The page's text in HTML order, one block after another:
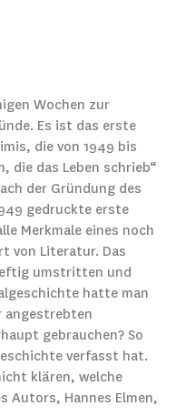
Wochen zur
Es ist das erste
die von 1949 bis
die das Leben schrieb“
der Gründung des
gedruckte erste
Merkmale eines noch
von Literatur. Das
umstritten und
hatte man
angestrebten
gebrauchen? So
verfasst hat.
klären, welche
Autors, Hannes Elmen,